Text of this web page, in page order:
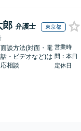
郎 弁護士 東京都
面談方法(対面・電
話・ビデオなど)は
応相談
営業時
間：本日
定休日